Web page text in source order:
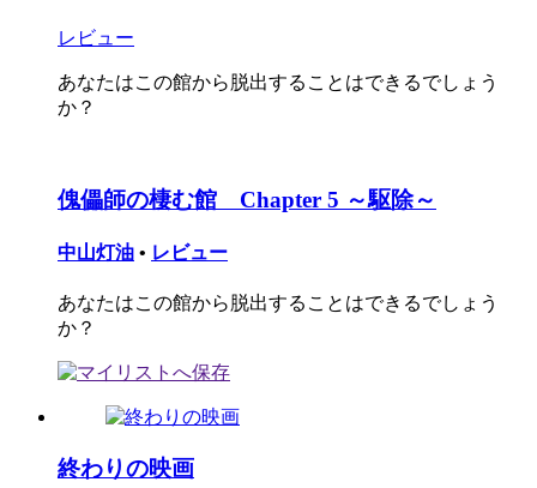
レビュー
あなたはこの館から脱出することはできるでしょう
か？
傀儡師の棲む館 Chapter 5 ～駆除～
中山灯油 • レビュー
あなたはこの館から脱出することはできるでしょう
か？
終わりの映画